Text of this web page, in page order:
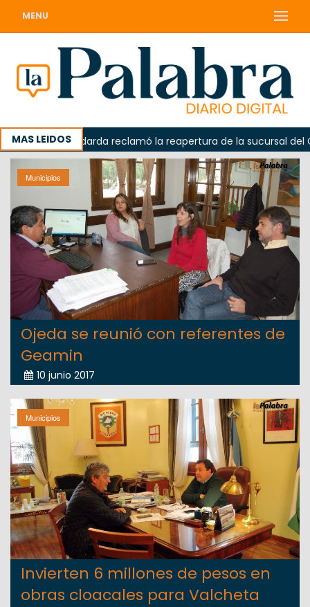
MENU
MAS LEIDOSOdarda reclamó la reapertura de la sucursal del
Municipios
Ojeda se reunió con referentes de
Geamin
10 junio 2017
Municipios
Invierten 6 millones de pesos en
obras cloacales para Valcheta